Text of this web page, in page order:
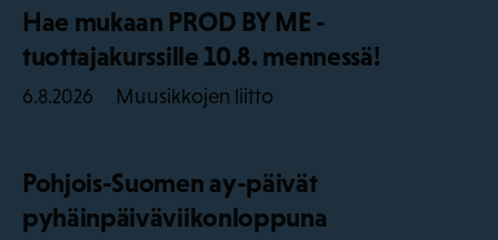
Hae mukaan PROD BY ME -
tuottajakurssille 10.8. mennessä!
6.8.2026 Muusikkojen liitto
Pohjois-Suomen ay-päivät
pyhäinpäiväviikonloppuna